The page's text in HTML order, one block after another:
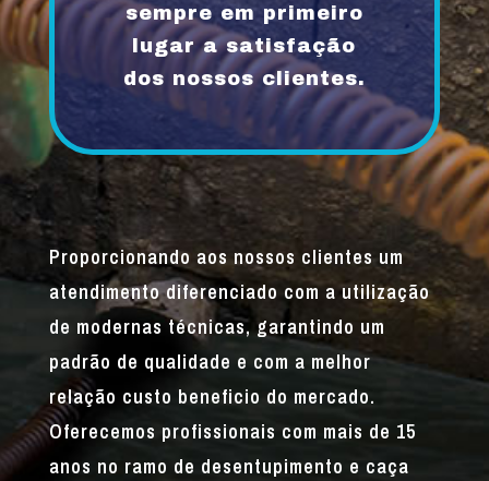
sempre em primeiro
lugar a satisfação
dos nossos clientes.
Proporcionando aos nossos clientes um
atendimento diferenciado com a utilização
de modernas técnicas, garantindo um
padrão de qualidade e com a melhor
relação custo beneficio do mercado.
Oferecemos profissionais com mais de 15
anos no ramo de desentupimento e caça